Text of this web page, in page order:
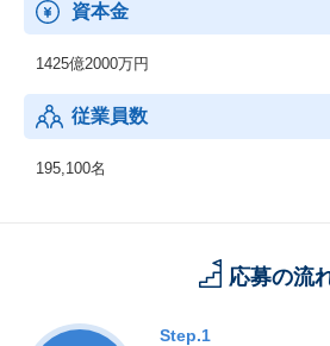
資本金
1425億2000万円
従業員数
195,100名
応募の流
Step.1